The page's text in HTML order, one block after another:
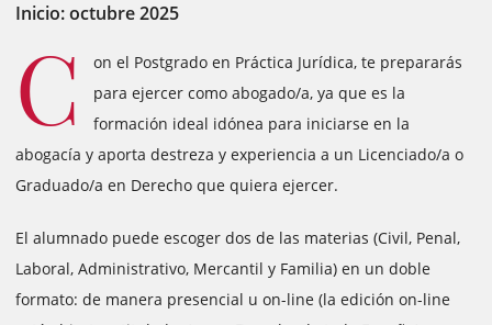
Inicio: octubre 2025
C
on el Postgrado en Práctica Jurídica, te prepararás
para ejercer como abogado/a, ya que es la
formación ideal idónea para iniciarse en la
abogacía y aporta destreza y experiencia a un Licenciado/a o
Graduado/a en Derecho que quiera ejercer.
El alumnado puede escoger dos de las materias (Civil, Penal,
Laboral, Administrativo, Mercantil y Familia) en un doble
formato: de manera presencial u on-line (la edición on-line